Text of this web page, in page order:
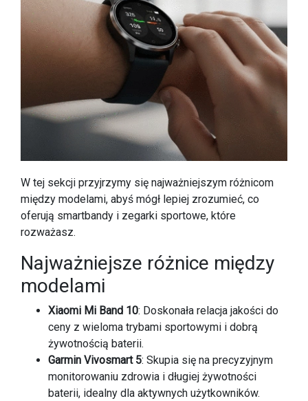
W tej sekcji przyjrzymy się najważniejszym różnicom
między modelami, abyś mógł lepiej zrozumieć, co
oferują smartbandy i zegarki sportowe, które
rozważasz.
Najważniejsze różnice między
modelami
Xiaomi Mi Band 10: Doskonała relacja jakości do
ceny z wieloma trybami sportowymi i dobrą
żywotnością baterii.
Garmin Vivosmart 5: Skupia się na precyzyjnym
monitorowaniu zdrowia i długiej żywotności
baterii, idealny dla aktywnych użytkowników.